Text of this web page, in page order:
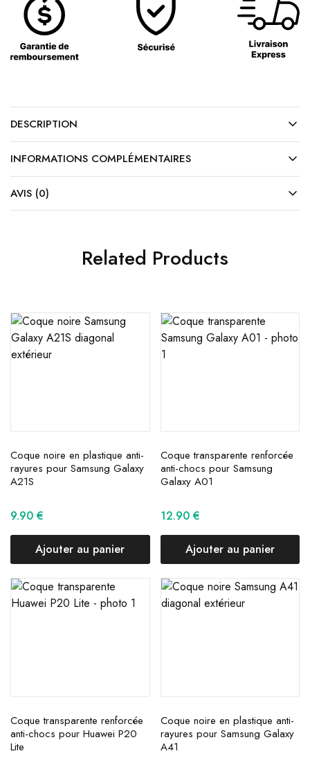
DESCRIPTION
INFORMATIONS COMPLÉMENTAIRES
AVIS (0)
Related Products
Coque noire en plastique anti-
rayures pour Samsung Galaxy
A21S
9.90 €
Ajouter au panier
Coque transparente renforcée
anti-chocs pour Samsung
Galaxy A01
12.90 €
Ajouter au panier
Coque transparente renforcée
anti-chocs pour Huawei P20
Lite
Coque noire en plastique anti-
rayures pour Samsung Galaxy
A41